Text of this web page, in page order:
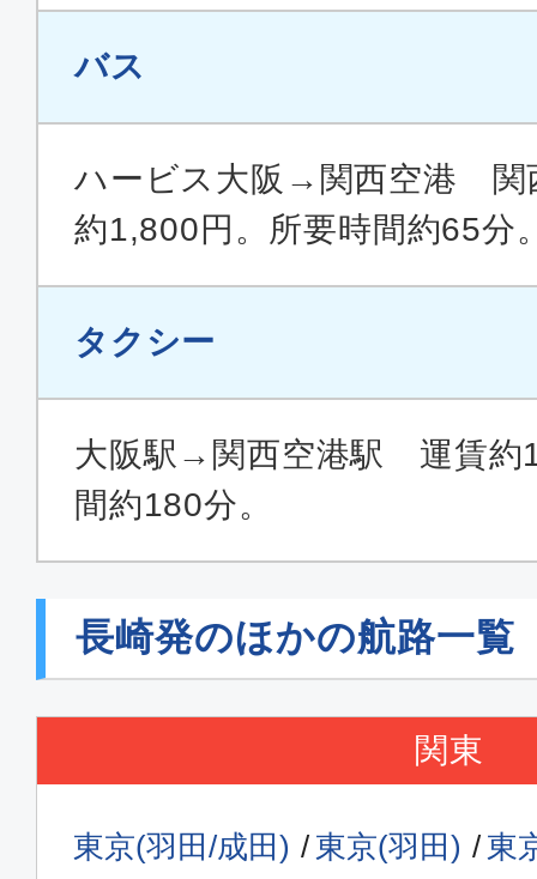
バス
ハービス大阪→関西空港
約1,800円。所要時間約65分
タクシー
大阪駅→関西空港駅 運賃約
間約180分。
長崎発のほかの航路一覧
関東
東京(羽田/成田) 東京(羽田) 東